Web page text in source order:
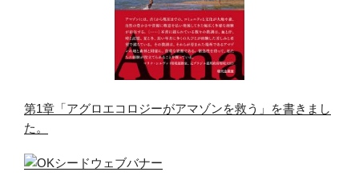
第1章「アグロエコロジーがアマゾンを救う」を書きまし
た。